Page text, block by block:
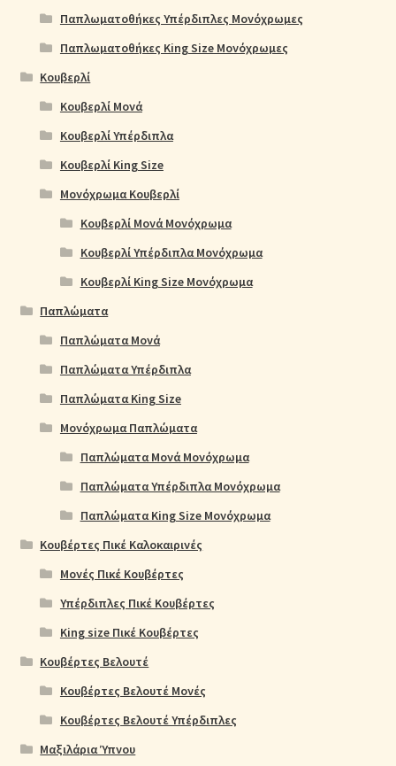
Παπλωματοθήκες Υπέρδιπλες Μονόχρωμες
Παπλωματοθήκες King Size Μονόχρωμες
Κουβερλί
Κουβερλί Μονά
Κουβερλί Υπέρδιπλα
Κουβερλί King Size
Μονόχρωμα Κουβερλί
Κουβερλί Μονά Μονόχρωμα
Κουβερλί Υπέρδιπλα Μονόχρωμα
Κουβερλί King Size Μονόχρωμα
Παπλώματα
Παπλώματα Μονά
Παπλώματα Υπέρδιπλα
Παπλώματα King Size
Μονόχρωμα Παπλώματα
Παπλώματα Μονά Μονόχρωμα
Παπλώματα Υπέρδιπλα Μονόχρωμα
Παπλώματα King Size Μονόχρωμα
Κουβέρτες Πικέ Καλοκαιρινές
Μονές Πικέ Κουβέρτες
Υπέρδιπλες Πικέ Κουβέρτες
King size Πικέ Κουβέρτες
Κουβέρτες Βελουτέ
Κουβέρτες Βελουτέ Μονές
Κουβέρτες Βελουτέ Υπέρδιπλες
Μαξιλάρια Ύπνου